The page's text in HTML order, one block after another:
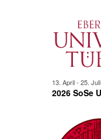
2026 SoSe
13. April- 25. Juli